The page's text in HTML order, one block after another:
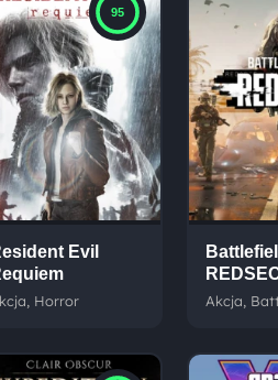
95
Evil
Horror Akcja,